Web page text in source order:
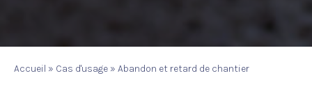
Accueil » Cas d'usage » Abandon et retard de chantier